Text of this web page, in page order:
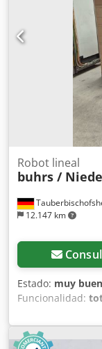
12.147 km
Robot lineal
buhrs /
Estado: muy
Funcionalidad:
barrera
manual, Se
para la